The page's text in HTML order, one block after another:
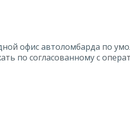
офис автоломбарда по
по согласованному с